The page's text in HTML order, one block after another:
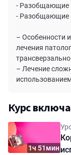
- Разобщающие
- Разобщающие
– Особенности
лечения
– Лечение
Курс
1ч 51мин